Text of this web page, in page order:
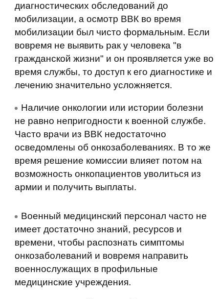
диагностических обследований до
мобилизации, а осмотр ВВК во время
мобилизации был чисто формальным. Если
вовремя не выявить рак у человека "в
гражданской жизни" и он проявляется уже во
время службы, то доступ к его диагностике и
лечению значительно усложняется.
Наличие онкологии или истории болезни
не равно непригодности к военной службе.
Часто врачи из ВВК недостаточно
осведомлены об онкозаболеваниях. В то же
время решение комиссии влияет потом на
возможность онкопациентов уволиться из
армии и получить выплаты.
Военный медицинский персонал часто не
имеет достаточно знаний, ресурсов и
времени, чтобы распознать симптомы
онкозаболеваний и вовремя направить
военнослужащих в профильные
медицинские учреждения.